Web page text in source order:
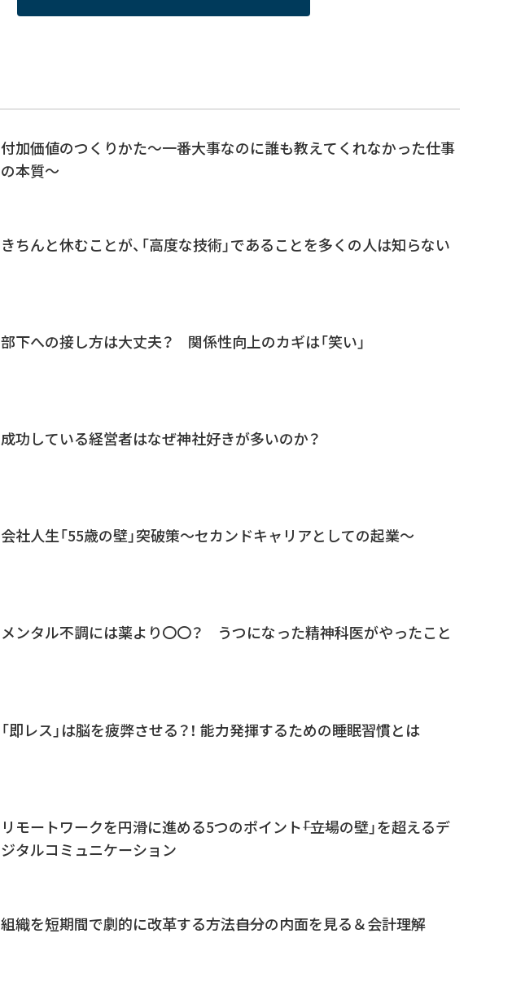
付加価値のつくりかた～一番大事なのに誰も教えてくれなかった仕事
の本質～
きちんと休むことが、「高度な技術」であることを多くの人は知らない
部下への接し方は大丈夫？ 関係性向上のカギは「笑い」
成功している経営者はなぜ神社好きが多いのか？
会社人生「55歳の壁」突破策～セカンドキャリアとしての起業～
メンタル不調には薬より〇〇？ うつになった精神科医がやったこと
「即レス」は脳を疲弊させる？！ 能力発揮するための睡眠習慣とは
リモートワークを円滑に進める5つのポイント――「立場の壁」を超えるデ
ジタルコミュニケーション
組織を短期間で劇的に改革する方法――自分の内面を見る＆会計理解